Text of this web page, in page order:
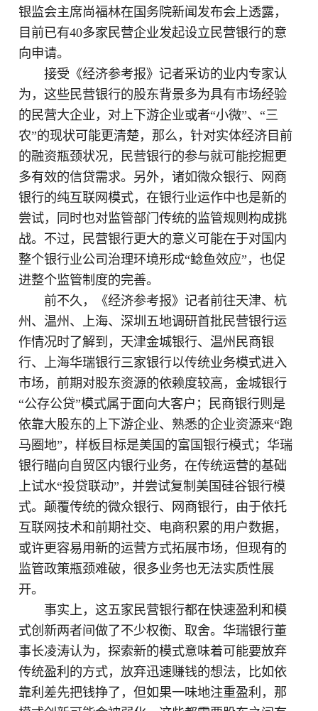
银监会主席尚福林在国务院新闻发布会上透露，
目前已有40多家民营企业发起设立民营银行的意
向申请。
接受《经济参考报》记者采访的业内专家认
为，这些民营银行的股东背景多为具有市场经验
的民营大企业，对上下游企业或者“小微”、“三
农”的现状可能更清楚，那么，针对实体经济目前
的融资瓶颈状况，民营银行的参与就可能挖掘更
多有效的信贷需求。另外，诸如微众银行、网商
银行的纯互联网模式，在银行业运作中也是新的
尝试，同时也对监管部门传统的监管规则构成挑
战。不过，民营银行更大的意义可能在于对国内
整个银行业公司治理环境形成“鲶鱼效应”，也促
进整个监管制度的完善。
前不久，《经济参考报》记者前往天津、杭
州、温州、上海、深圳五地调研首批民营银行运
作情况时了解到，天津金城银行、温州民商银
行、上海华瑞银行三家银行以传统业务模式进入
市场，前期对股东资源的依赖度较高，金城银行
“公存公贷”模式属于面向大客户；民商银行则是
依靠大股东的上下游企业、熟悉的企业资源来“跑
马圈地”，样板目标是美国的富国银行模式；华瑞
银行瞄向自贸区内银行业务，在传统运营的基础
上试水“投贷联动”，并尝试复制美国硅谷银行模
式。颠覆传统的微众银行、网商银行，由于依托
互联网技术和前期社交、电商积累的用户数据，
或许更容易用新的运营方式拓展市场，但现有的
监管政策瓶颈难破，很多业务也无法实质性展
开。
事实上，这五家民营银行都在快速盈利和模
式创新两者间做了不少权衡、取舍。华瑞银行董
事长凌涛认为，探索新的模式意味着可能要放弃
传统盈利的方式，放弃迅速赚钱的想法，比如依
靠利差先把钱挣了，但如果一味地注重盈利，那